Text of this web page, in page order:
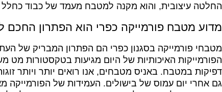
החלטה עיצובית, והוא מקנה למטבח מעמד של כבוד כחלל
מדוע מטבח פורמייקה כפרי הוא הפתרון
מטבחי פורמייקה בסגנון כפרי הם הפתרון המבריק של
הפורמייקות האיכותיות של היום מגיעות בטקסטורות
דפיקות במטבח. באניס מטבחים, אנו רואים יותר ויותר
גם אחרי יום עמוס של בישולים. העמידות של